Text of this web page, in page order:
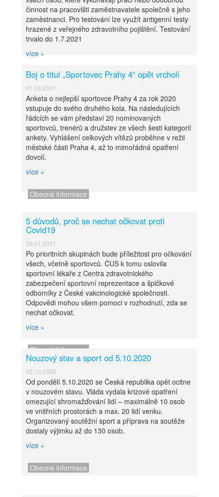
činnost na pracovišti zaměstnavatele společně s jeho
zaměstnanci. Pro testování lze využít antigenní testy
hrazené z veřejného zdravotního pojištění. Testování
trvalo do 1.7.2021
více »
Obecné informace
Boj o titul „Sportovec Prahy 4“ opět vrcholí
01.03.2021
Anketa o nejlepší sportovce Prahy 4 za rok 2020
vstupuje do svého druhého kola. Na následujících
řádcích se vám představí 20 nominovaných
sportovců, trenérů a družstev ze všech šesti kategorií
ankety. Vyhlášení celkových vítězů proběhne v režii
městské části Praha 4, až to mimořádná opatření
dovolí.
více »
Obecné informace
5 důvodů, proč se nechat očkovat proti
Covid19
26.01.2021
Po prioritních skupinách bude příležitost pro očkování
všech, včetně sportovců. ČUS k tomu oslovila
sportovní lékaře z Centra zdravotnického
zabezpečení sportovní reprezentace a špičkové
odborníky z České vakcinologické společnosti.
Odpovědi mohou všem pomoci v rozhodnutí, zda se
nechat očkovat.
více »
Obecné informace
Nouzový stav a sport od 5.10.2020
02.10.2020
Od pondělí 5.10.2020 se Česká republika opět ocitne
v nouzovém stavu. Vláda vydala krizové opatření
omezující shromažďování lidí – maximálně 10 osob
ve vnitřních prostorách a max. 20 lidí venku.
Organizovaný soutěžní sport a příprava na soutěže
dostaly výjimku až do 130 osob.
více »
Obecné informace